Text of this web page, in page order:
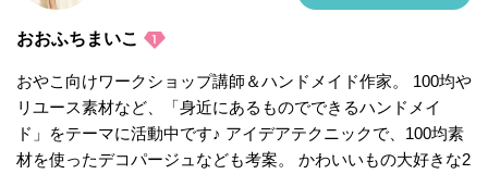
おおふちまいこ
おやこ向けワークショップ講師＆ハンドメイド作家。 100均や
リユース素材など、「身近にあるものでできるハンドメイ
ド」をテーマに活動中です♪ アイデアテクニックで、100均素
材を使ったデコパージュなども考案。 かわいいもの大好きな2